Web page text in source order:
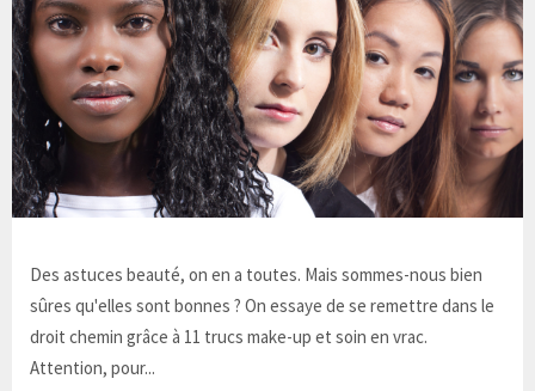
Des astuces beauté, on en a toutes. Mais sommes-nous bien
sûres qu'elles sont bonnes ? On essaye de se remettre dans le
droit chemin grâce à 11 trucs make-up et soin en vrac.
Attention, pour...